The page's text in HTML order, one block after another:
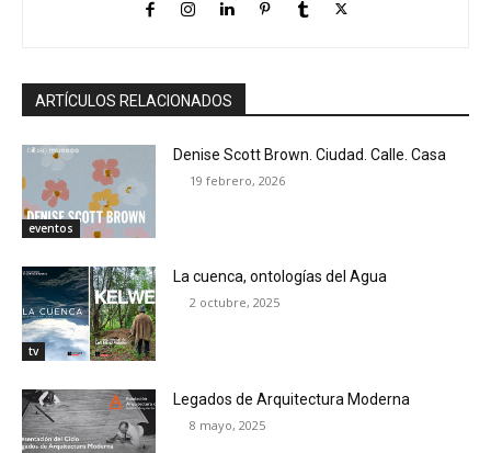
ARTÍCULOS RELACIONADOS
eventos
Denise Scott Brown. Ciudad. Calle. Casa
19 febrero, 2026
tv
La cuenca, ontologías del Agua
2 octubre, 2025
Legados de Arquitectura Moderna
8 mayo, 2025